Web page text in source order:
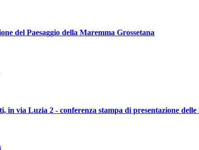
del Paesaggio della Maremma Grossetana
in via Luzia 2 - conferenza stampa di presentazione